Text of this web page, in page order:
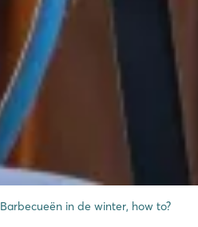
Barbecueën in de winter, how to?